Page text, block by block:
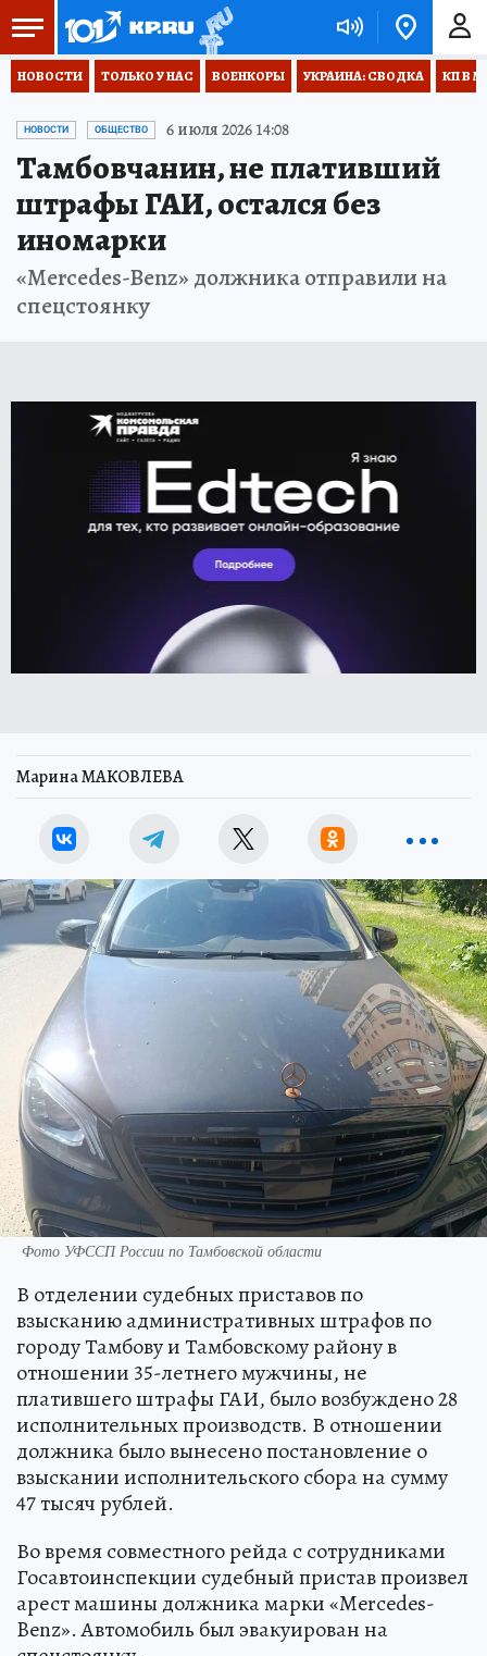
НОВОСТИ ТОЛЬКО У НАС ВОЕНКОРЫ УКРАИНА: СВОДКА КП В
НОВОСТИ ОБЩЕСТВО 6 июля 2026 14:08
Тамбовчанин, не плативший
штрафы ГАИ, остался без
иномарки
«Mercedes-Benz» должника отправили на
спецстоянку
Марина МАКОВЛЕВА
Фото УФССП России по Тамбовской области
В отделении судебных приставов по
взысканию административных штрафов по
городу Тамбову и Тамбовскому району в
отношении 35-летнего мужчины, не
платившего штрафы ГАИ, было возбуждено 28
исполнительных производств. В отношении
должника было вынесено постановление о
взыскании исполнительского сбора на сумму
47 тысяч рублей.
Во время совместного рейда с сотрудниками
Госавтоинспекции судебный пристав произвел
арест машины должника марки «Mercedes-
Benz». Автомобиль был эвакуирован на